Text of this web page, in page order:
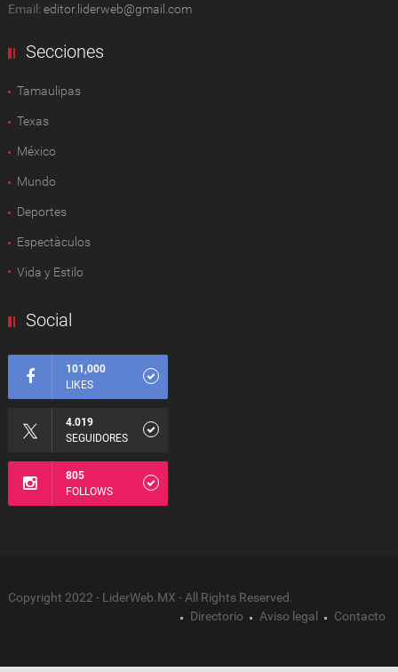
Email: editor.liderweb@gmail.com
Secciones
Tamaulipas
Texas
México
Mundo
Deportes
Espectàculos
Vida y Estilo
Social
101,000
LIKES
4.019
SEGUIDORES
805
FOLLOWS
Copyright 2022 - LiderWeb.MX - All Rights Reserved.
Directorio
Aviso legal Contacto